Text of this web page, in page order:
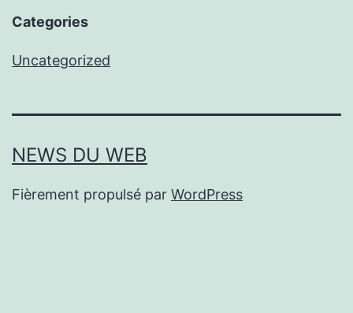
Categories
Uncategorized
NEWS DU WEB
Fièrement propulsé par WordPress